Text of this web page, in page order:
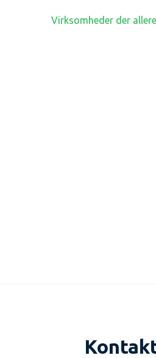
Virksomheder der